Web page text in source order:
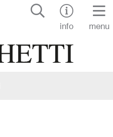
info
menu